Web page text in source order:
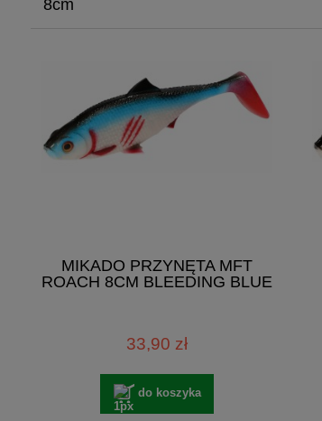
8cm
MIKADO PRZYNĘTA MFT
ROACH 8CM BLEEDING BLUE
33,90 zł
do koszyka